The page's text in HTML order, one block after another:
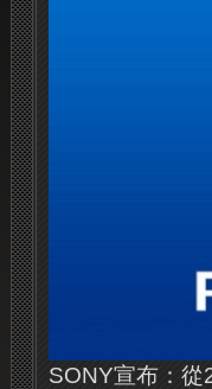
SONY宣布：